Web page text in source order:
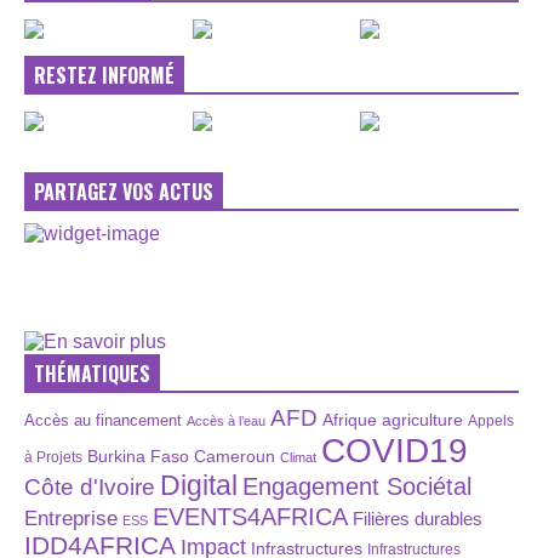
RESTEZ INFORMÉ
PARTAGEZ VOS ACTUS
THÉMATIQUES
Accès au financement Accès à l’eau AFD Afrique agriculture Appels
à Projets Burkina Faso Cameroun Climat COVID19
Côte d'Ivoire Digital Engagement Sociétal
Entreprise ESS EVENTS4AFRICA Filières durables
IDD4AFRICA Impact Infrastructures Infrastructures